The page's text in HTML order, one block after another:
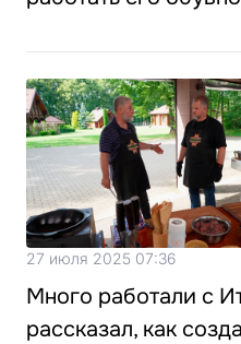
27 июля 2025 07:36
Много работали с
рассказал, как